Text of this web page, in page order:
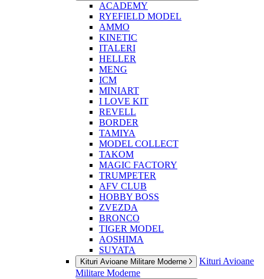
ACADEMY
RYEFIELD MODEL
AMMO
KINETIC
ITALERI
HELLER
MENG
ICM
MINIART
I LOVE KIT
REVELL
BORDER
TAMIYA
MODEL COLLECT
TAKOM
MAGIC FACTORY
TRUMPETER
AFV CLUB
HOBBY BOSS
ZVEZDA
BRONCO
TIGER MODEL
AOSHIMA
SUYATA
Kituri Avioane Militare Moderne
Kituri Avioane
Militare Moderne